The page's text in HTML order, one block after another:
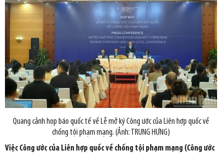
Quang cảnh họp báo quốc tế về Lễ mở ký Công ước của Liên hợp quốc về
chống tội phạm mạng. (Ảnh: TRUNG HƯNG)
Việc Công ước của Liên hợp quốc về chống tội phạm mạng (Công ước